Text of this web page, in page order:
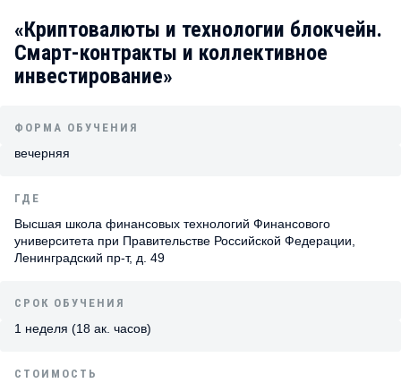
«Криптовалюты и технологии блокчейн.
Смарт-контракты и коллективное
инвестирование»
ФОРМА ОБУЧЕНИЯ
вечерняя
ГДЕ
Высшая школа финансовых технологий Финансового
университета при Правительстве Российской Федерации,
Ленинградский пр-т, д. 49
СРОК ОБУЧЕНИЯ
1 неделя (18 ак. часов)
СТОИМОСТЬ